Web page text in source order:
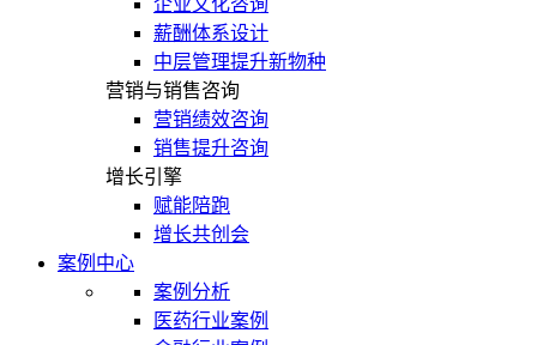
企业文化咨询
薪酬体系设计
中层管理提升新物种
营销与销售咨询
营销绩效咨询
销售提升咨询
增长引擎
赋能陪跑
增长共创会
案例中心
案例分析
医药行业案例